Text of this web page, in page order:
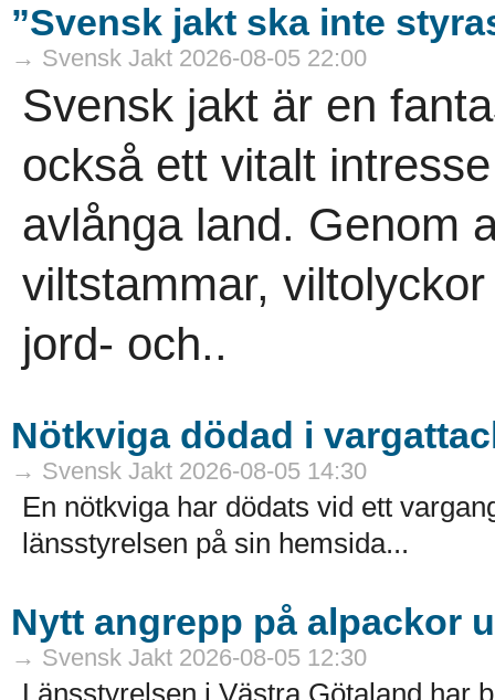
”Svensk jakt ska inte
→ Svensk Jakt 2026-08-05 22:00
Svensk jakt är en
också ett vitalt
avlånga land. Genom
viltstammar,
jord- och..
Nötkviga dödad i
→ Svensk Jakt 2026-08-05 14:30
En nötkviga har dödats vid ett
länsstyrelsen på sin hemsida...
Nytt angrepp på alpackor
→ Svensk Jakt 2026-08-05 12:30